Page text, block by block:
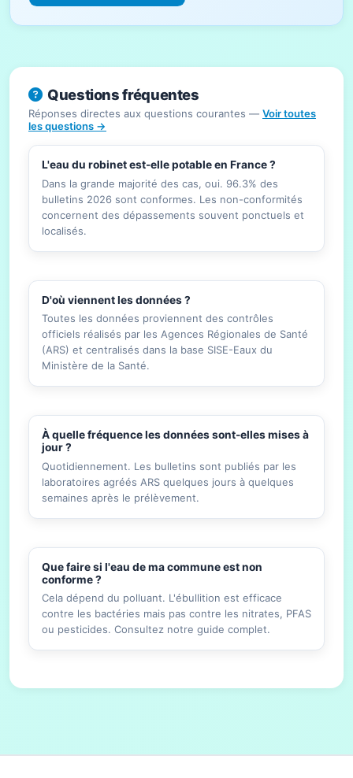
Questions fréquentes
Réponses directes aux questions courantes — Voir toutes
les questions →
L'eau du robinet est-elle potable en France ?
Dans la grande majorité des cas, oui. 96.3% des
bulletins 2026 sont conformes. Les non-conformités
concernent des dépassements souvent ponctuels et
localisés.
D'où viennent les données ?
Toutes les données proviennent des contrôles
officiels réalisés par les Agences Régionales de Santé
(ARS) et centralisés dans la base SISE-Eaux du
Ministère de la Santé.
À quelle fréquence les données sont-elles mises à
jour ?
Quotidiennement. Les bulletins sont publiés par les
laboratoires agréés ARS quelques jours à quelques
semaines après le prélèvement.
Que faire si l'eau de ma commune est non
conforme ?
Cela dépend du polluant. L'ébullition est efficace
contre les bactéries mais pas contre les nitrates, PFAS
ou pesticides. Consultez notre guide complet.